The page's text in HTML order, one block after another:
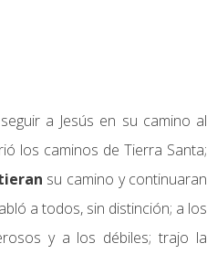
a Jesús en su camino al
los caminos de Tierra Santa;
su camino y continuaran
a todos, sin distinción; a los
y a los débiles; trajo la